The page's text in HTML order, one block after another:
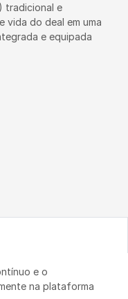
tradicional e
vida do deal em uma
e equipada
e o
na plataforma